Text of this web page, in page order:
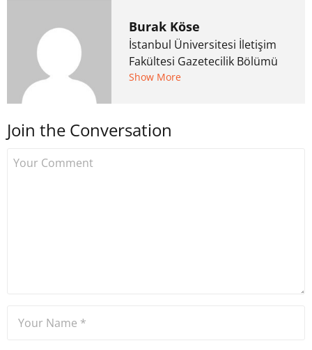
Burak Köse
İstanbul Üniversitesi İletişim
Fakültesi Gazetecilik Bölümü
mezunu. 6 yıl ana akım
kurdu. 2017'nin Mayıs ayından
Show More
Join the Conversation